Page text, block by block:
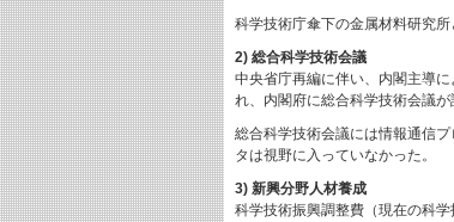
科学技術庁傘下の金属材料研究
2) 総合科学技術会議
中央省庁再編に伴い、内閣主導
れ、内閣府に総合科学技術会議
総合科学技術会議には情報通信
タは視野に入っていなかった。
3) 新興分野人材養成
科学技術振興調整費（現在の科